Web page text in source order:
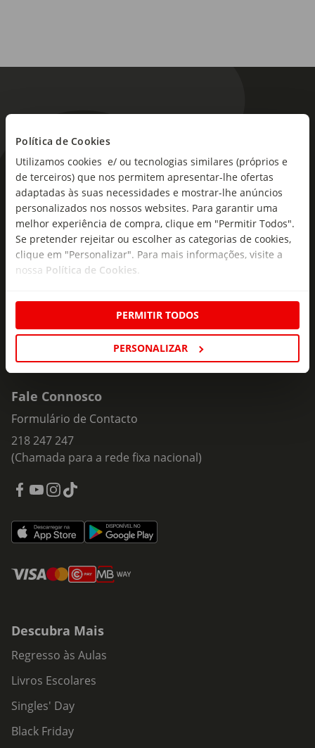
Política de Cookies
Utilizamos cookies e/ ou tecnologias similares (próprios e
de terceiros) que nos permitem apresentar-lhe ofertas
adaptadas às suas necessidades e mostrar-lhe anúncios
personalizados nos nossos websites. Para garantir uma
melhor experiência de compra, clique em "Permitir Todos".
Se pretender rejeitar ou escolher as categorias de cookies,
clique em "Personalizar". Para mais informações, visite a
nossa Política de Cookies.
PERMITIR TODOS
PERSONALIZAR
As novidades mais frescas no
seu e-mail!
Subscreva e descubra campanhas exclusivas,
ofertas e novidades para si.
Insira o seu e-
Fale Connosco
Formulário de Contacto
218 247 247
(Chamada para a rede fixa nacional)
Descubra Mais
Regresso às Aulas
Livros Escolares
Singles' Day
Black Friday